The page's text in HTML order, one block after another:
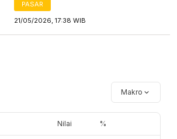
PASAR
21/05/2026, 17:38 WIB
Makro
Nilai %